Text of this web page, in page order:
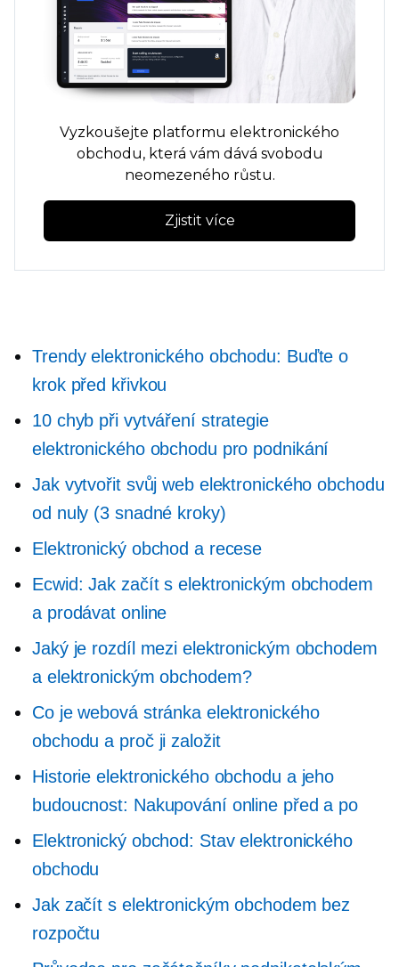
Vyzkoušejte platformu elektronického
obchodu, která vám dává svobodu
neomezeného růstu.
Zjistit více
Trendy elektronického obchodu: Buďte o
krok před křivkou
10 chyb při vytváření strategie
elektronického obchodu pro podnikání
Jak vytvořit svůj web elektronického obchodu
od nuly (3 snadné kroky)
Elektronický obchod a recese
Ecwid: Jak začít s elektronickým obchodem
a prodávat online
Jaký je rozdíl mezi elektronickým obchodem
a elektronickým obchodem?
Co je webová stránka elektronického
obchodu a proč ji založit
Historie elektronického obchodu a jeho
budoucnost: Nakupování online před a po
Elektronický obchod: Stav elektronického
obchodu
Jak začít s elektronickým obchodem bez
rozpočtu